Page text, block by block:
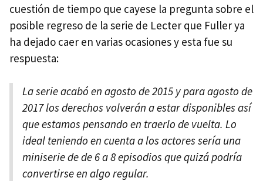
cuestión de tiempo que cayese la pregunta sobre el
posible regreso de la serie de Lecter que Fuller ya
ha dejado caer en varias ocasiones y esta fue su
respuesta:
La serie acabó en agosto de 2015 y para agosto de
2017 los derechos volverán a estar disponibles así
que estamos pensando en traerlo de vuelta. Lo
ideal teniendo en cuenta a los actores sería una
miniserie de de 6 a 8 episodios que quizá podría
convertirse en algo regular.